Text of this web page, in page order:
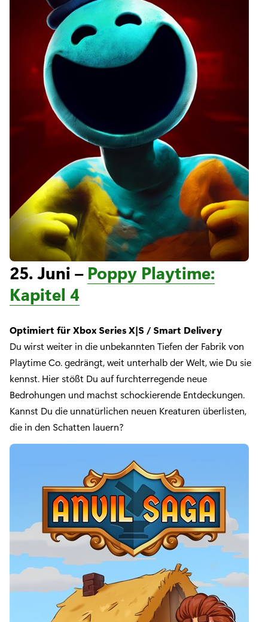
25. Juni – Poppy Playtime:
Kapitel 4
Optimiert für Xbox Series X|S / Smart Delivery
Du wirst weiter in die unbekannten Tiefen der Fabrik von
Playtime Co. gedrängt, weit unterhalb der Welt, wie Du sie
kennst. Hier stößt Du auf furchterregende neue
Bedrohungen und machst schockierende Entdeckungen.
Kannst Du die unnatürlichen neuen Kreaturen überlisten,
die in den Schatten lauern?